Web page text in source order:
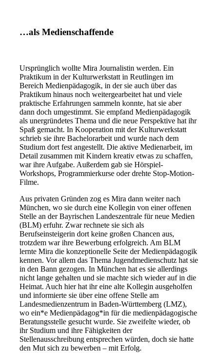
…als Medienschaffende
Ursprünglich wollte Mira Journalistin werden. Ein
Praktikum in der Kulturwerkstatt in Reutlingen im
Bereich Medienpädagogik, in der sie auch über das
Praktikum hinaus noch weitergearbeitet hat und viele
praktische Erfahrungen sammeln konnte, hat sie aber
dann doch umgestimmt. Sie empfand Medienpädagogik
als unergründetes Thema und die neue Perspektive hat ihr
Spaß gemacht. In Kooperation mit der Kulturwerkstatt
schrieb sie ihre Bachelorarbeit und wurde nach dem
Studium dort fest angestellt. Die aktive Medienarbeit, im
Detail zusammen mit Kindern kreativ etwas zu schaffen,
war ihre Aufgabe. Außerdem gab sie Hörspiel-
Workshops, Programmierkurse oder drehte Stop-Motion-
Filme.
Aus privaten Gründen zog es Mira dann weiter nach
München, wo sie durch eine Kollegin von einer offenen
Stelle an der Bayrischen Landeszentrale für neue Medien
(BLM) erfuhr. Zwar rechnete sie sich als
Berufseinsteigerin dort keine großen Chancen aus,
trotzdem war ihre Bewerbung erfolgreich. Am BLM
lernte Mira die konzeptionelle Seite der Medienpädagogik
kennen. Vor allem das Thema Jugendmedienschutz hat sie
in den Bann gezogen. In München hat es sie allerdings
nicht lange gehalten und sie machte sich wieder auf in die
Heimat. Auch hier hat ihr eine alte Kollegin ausgeholfen
und informierte sie über eine offene Stelle am
Landesmedienzentrum in Baden-Württemberg (LMZ),
wo ein*e Medienpädagog*in für die medienpädagogische
Beratungsstelle gesucht wurde. Sie zweifelte wieder, ob
ihr Studium und ihre Fähigkeiten der
Stellenausschreibung entsprechen würden, doch sie hatte
den Mut sich zu bewerben – mit Erfolg.